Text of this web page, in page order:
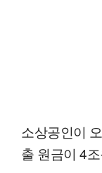
소상공인이
출 원금이 4